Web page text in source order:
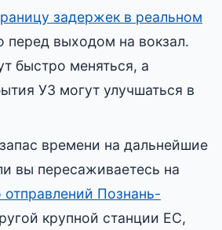
задержек в реальном
перед выходом на вокзал.
быстро меняться, а
УЗ могут улучшаться в
времени на дальнейшие
вы пересаживаетесь на
отправлений Познань-
крупной станции ЕС,